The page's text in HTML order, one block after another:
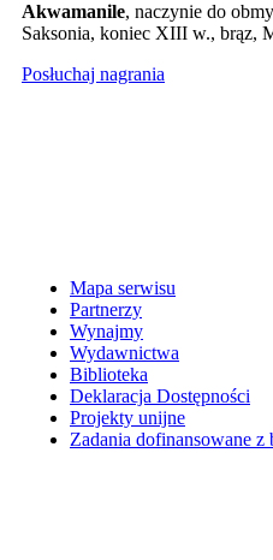
Akwamanile, naczynie do
Saksonia, koniec XIII w., brąz,
Posłuchaj nagrania
Mapa serwisu
Partnerzy
Wynajmy
Wydawnictwa
Biblioteka
Deklaracja Dostępności
Projekty unijne
Zadania dofinansowane z